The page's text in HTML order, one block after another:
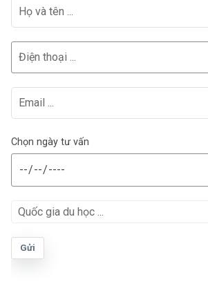
Chọn ngày tư vấn
Gửi